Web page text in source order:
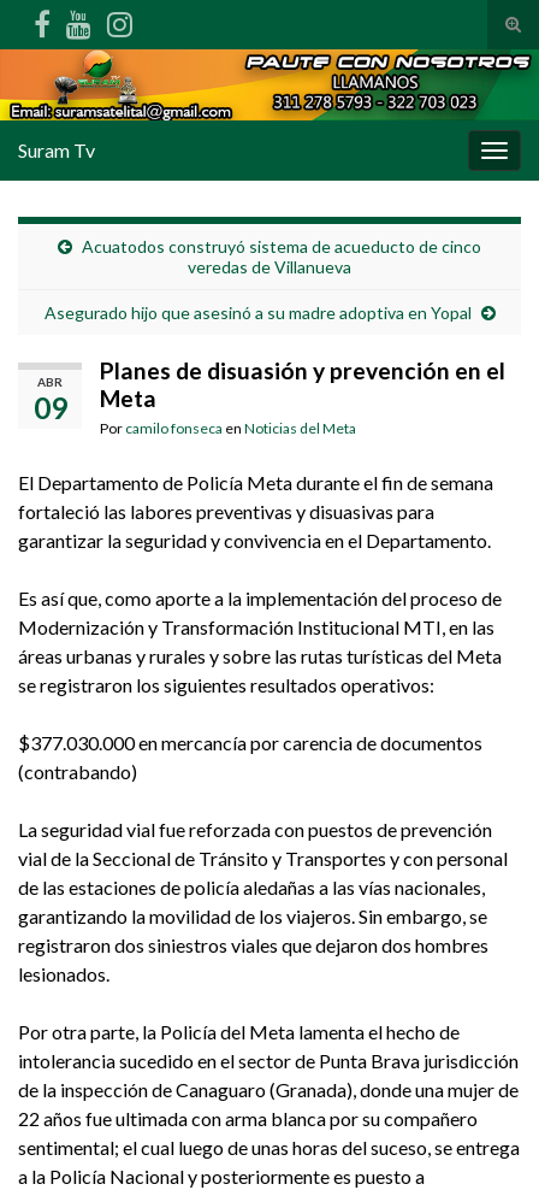
Suram Tv
Acuatodos construyó sistema de acueducto de cinco
veredas de Villanueva
Asegurado hijo que asesinó a su madre adoptiva en Yopal
ABR
09
Planes de disuasión y prevención en el
Meta
Por camilo fonseca en Noticias del Meta
El Departamento de Policía Meta durante el fin de semana
fortaleció las labores preventivas y disuasivas para
garantizar la seguridad y convivencia en el Departamento.
Es así que, como aporte a la implementación del proceso de
Modernización y Transformación Institucional MTI, en las
áreas urbanas y rurales y sobre las rutas turísticas del Meta
se registraron los siguientes resultados operativos:
$377.030.000 en mercancía por carencia de documentos
(contrabando)
La seguridad vial fue reforzada con puestos de prevención
vial de la Seccional de Tránsito y Transportes y con personal
de las estaciones de policía aledañas a las vías nacionales,
garantizando la movilidad de los viajeros. Sin embargo, se
registraron dos siniestros viales que dejaron dos hombres
lesionados.
Por otra parte, la Policía del Meta lamenta el hecho de
intolerancia sucedido en el sector de Punta Brava jurisdicción
de la inspección de Canaguaro (Granada), donde una mujer de
22 años fue ultimada con arma blanca por su compañero
sentimental; el cual luego de unas horas del suceso, se entrega
a la Policía Nacional y posteriormente es puesto a